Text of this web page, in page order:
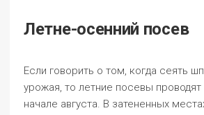
Летне-осенний посев
Если говорить о том, когда сеять
урожая, то летние посевы
начале августа. В затененных